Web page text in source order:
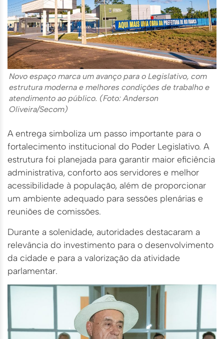
Novo espaço marca um avanço para o Legislativo, com
estrutura moderna e melhores condições de trabalho e
atendimento ao público. (Foto: Anderson
Oliveira/Secom)
A entrega simboliza um passo importante para o
fortalecimento institucional do Poder Legislativo. A
estrutura foi planejada para garantir maior eficiência
administrativa, conforto aos servidores e melhor
acessibilidade à população, além de proporcionar
um ambiente adequado para sessões plenárias e
reuniões de comissões.
Durante a solenidade, autoridades destacaram a
relevância do investimento para o desenvolvimento
da cidade e para a valorização da atividade
parlamentar.